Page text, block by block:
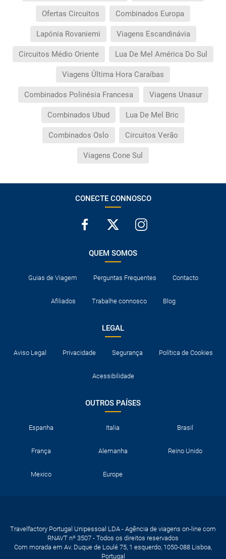
Ofertas Circuitos Combinados Europa
Lapónia Rovaniemi Viagens Escandinávia
Circuitos Médio Oriente Lua De Mel América Do Sul
Viagens Última Hora Caraíbas
Combinados Polinésia Francesa Viagens Unasur
Combinados Ubud Lua De Mel Bric
Combinados Oslo Circuitos Verão
Viagens Cone Sul
CONECTE CONNOSCO
QUEM SOMOS
Guias de Viagem Perguntas Frequentes Contacto
Afiliados Trabalhe connosco Blog
LEGAL
Aviso Legal Privacidade Segurança Política de Cookies
Acessibilidade
OUTROS PAÍSES
Espanha Italia Brasil
França Alemanha Reino Unido
Mexico Europe
Travelfactory Portugal Unipessoal LDA - Agência de viagens on-line com
RNAVT nº 3507 - Todos os direitos reservados
Com morada em Av. Duque de Loulé 75, 1 esquerdo, 1050-088 Lisboa,
Portugal